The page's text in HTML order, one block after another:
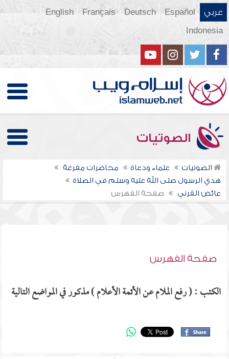
عربي Español
Deutsch
Français
English
Indonesia
الصوتيات
الصوتيات علماء ودعاة
محاضرات مفرغة
هدي الرسول صلى الله عليه وسلم في الصلاة
عائض القرني
صفحة الفهرس
صفحة الفهرس
الكتب : ( رفع الملام عن الأئمة الأعلام ) مذكور في المواضع التالية